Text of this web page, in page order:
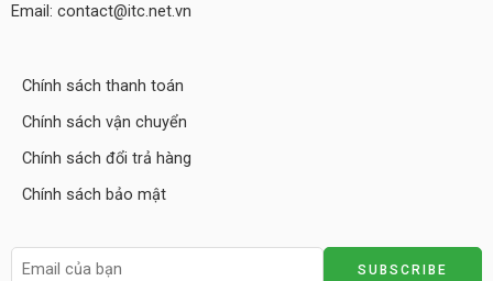
Email: contact@itc.net.vn
Chính sách thanh toán
Chính sách vận chuyển
Chính sách đổi trả hàng
Chính sách bảo mật